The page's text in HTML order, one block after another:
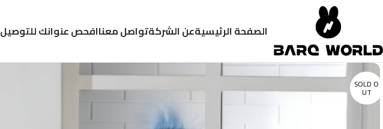
الصفحة الرئيسيةعن الشركةتواصل معناافحص عنوانك للتوصيل
SOLD O
UT